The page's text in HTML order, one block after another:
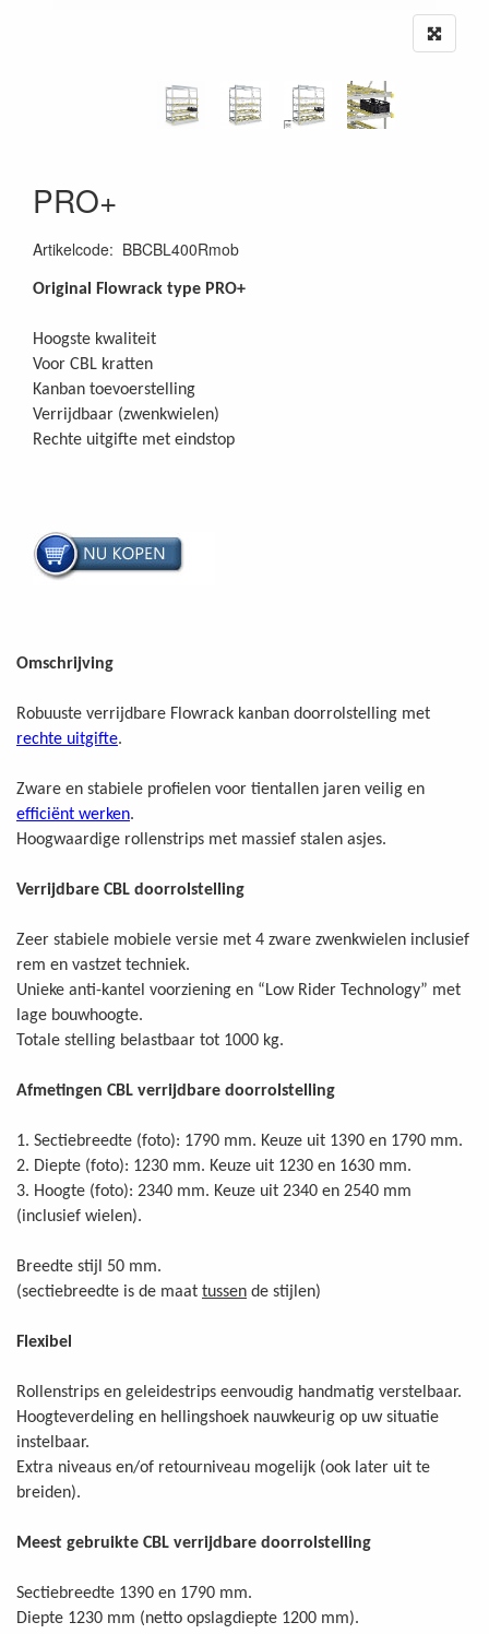
PRO+
Artikelcode: BBCBL400Rmob
Original Flowrack type PRO+
Hoogste kwaliteit
Voor CBL kratten
Kanban toevoerstelling
Verrijdbaar (zwenkwielen)
Rechte uitgifte met eindstop
Omschrijving
Robuuste verrijdbare Flowrack kanban doorrolstelling met
rechte uitgifte.
Zware en stabiele profielen voor tientallen jaren veilig en
efficiënt werken.
Hoogwaardige rollenstrips met massief stalen asjes.
Verrijdbare CBL doorrolstelling
Zeer stabiele mobiele versie met 4 zware zwenkwielen inclusief
rem en vastzet techniek.
Unieke anti-kantel voorziening en “Low Rider Technology” met
lage bouwhoogte.
Totale stelling belastbaar tot 1000 kg.
Afmetingen CBL verrijdbare doorrolstelling
1. Sectiebreedte (foto): 1790 mm. Keuze uit 1390 en 1790 mm.
2. Diepte (foto): 1230 mm. Keuze uit 1230 en 1630 mm.
3. Hoogte (foto): 2340 mm. Keuze uit 2340 en 2540 mm
(inclusief wielen).
Breedte stijl 50 mm.
(sectiebreedte is de maat tussen de stijlen)
Flexibel
Rollenstrips en geleidestrips eenvoudig handmatig verstelbaar.
Hoogteverdeling en hellingshoek nauwkeurig op uw situatie
instelbaar.
Extra niveaus en/of retourniveau mogelijk (ook later uit te
breiden).
Meest gebruikte CBL verrijdbare doorrolstelling
Sectiebreedte 1390 en 1790 mm.
Diepte 1230 mm (netto opslagdiepte 1200 mm).